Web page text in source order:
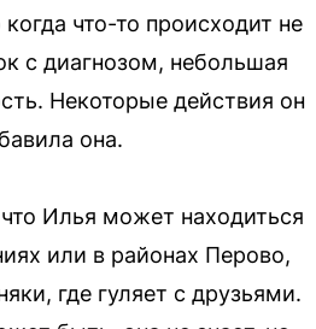
что-то происходит не
с диагнозом, небольшая
Некоторые действия он
она.
Илья может находиться
или в районах Перово,
где гуляет с друзьями.